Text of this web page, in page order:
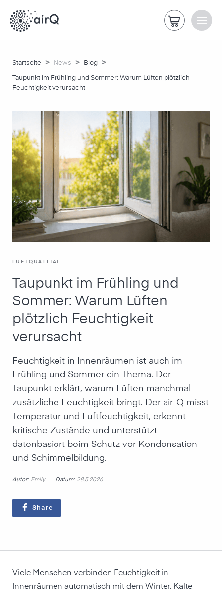
Startseite > News > Blog >
Taupunkt im Frühling und Sommer: Warum Lüften plötzlich
Feuchtigkeit verursacht
LUFTQUALITÄT
Taupunkt im Frühling und
Sommer: Warum Lüften
plötzlich Feuchtigkeit
verursacht
Feuchtigkeit in Innenräumen ist auch im
Frühling und Sommer ein Thema. Der
Taupunkt erklärt, warum Lüften manchmal
zusätzliche Feuchtigkeit bringt. Der air-Q misst
Temperatur und Luftfeuchtigkeit, erkennt
kritische Zustände und unterstützt
datenbasiert beim Schutz vor Kondensation
und Schimmelbildung.
Autor: Emily Datum: 28.5.2026
Share
Viele Menschen verbinden Feuchtigkeit in
Innenräumen automatisch mit dem Winter. Kalte